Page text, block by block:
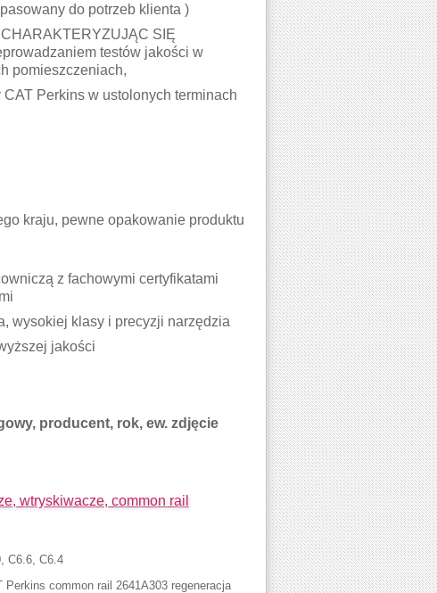
do potrzeb klienta )
SIĘ
testów jakości w
pomieszczeniach,
Perkins w ustolonych terminach
kraju, pewne opakowanie produktu
z fachowymi certyfikatami
wysokiej klasy i precyzji narzędzia
jakości
producent, rok, ew. zdjęcie
wtryskiwacze, common rail
C6.6, C6.4
common rail 2641A303 regeneracja